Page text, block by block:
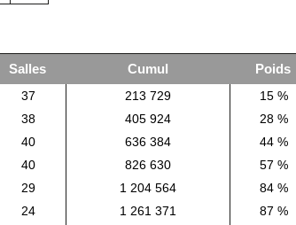
Salles Cumul Poids
37 213 729 15 %
38 405 924 28 %
40 636 384 44 %
40 826 630 57 %
29 1 204 564 84 %
24 1 261 371 87 %